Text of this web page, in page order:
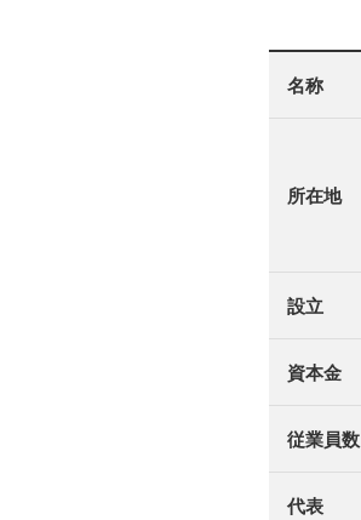
名称
所在地
設立
資本金
従業員数
代表